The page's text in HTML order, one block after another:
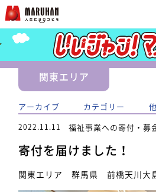
関東エリア
アーカイブ カテゴリー
2022.11.11 福祉事業への寄付・募
寄付を届けました！
関東エリア 群馬県 前橋天川大